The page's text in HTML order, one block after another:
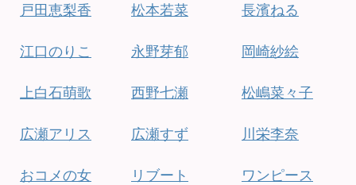
戸田恵梨香
江口のりこ
上白石萌歌
広瀬アリス
おコメの女
松本若菜
永野芽郁
西野七瀬
広瀬すず
リブート
長濱ねる
岡崎紗絵
松嶋菜々子
川栄李奈
ワンピース